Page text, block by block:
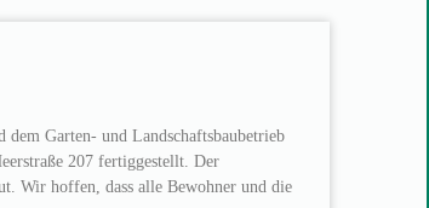
Garten- und Landschaftsbaubetrieb
207 fertiggestellt. Der
Wir hoffen, dass alle Bewohner und die